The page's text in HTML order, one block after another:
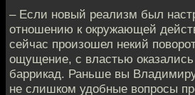
– Если новый реализм был
отношению к окружающей
сейчас произошел некий
ощущение, с властью оказались
баррикад. Раньше вы
не слишком удобные вопросы